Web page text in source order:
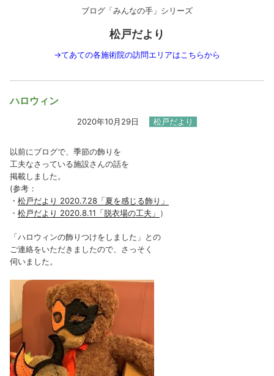
ブログ「みんなの手」シリーズ
松戸だより
→てあての各施術院の訪問エリアはこちらから
ハロウィン
2020年10月29日 松戸だより
以前にブログで、季節の飾りを
工夫なさっている施設さんの話を
掲載しました。
(参考：
・ 松戸だより 2020.7.28「夏を感じる飾り」
・ 松戸だより 2020.8.11「脱衣場の工夫」 ）
「ハロウィンの飾りつけをしました」との
ご連絡をいただきましたので、さっそく
伺いました。